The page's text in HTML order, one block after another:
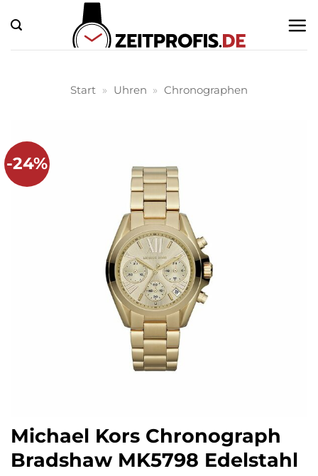
Inhalt
springen
Start » Uhren » Chronographen
-24%
Michael Kors Chronograph
Bradshaw MK5798 Edelstahl